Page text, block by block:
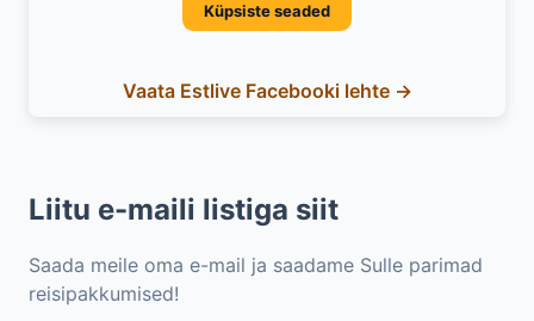
Küpsiste seaded
Vaata Estlive Facebooki lehte →
Liitu e-maili listiga siit
Saada meile oma e-mail ja saadame Sulle parimad
reisipakkumised!